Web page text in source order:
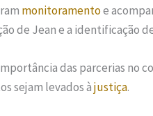
monitoramentoe
de Jean e a identificação
das parcerias no
sejam levados àjustiça.